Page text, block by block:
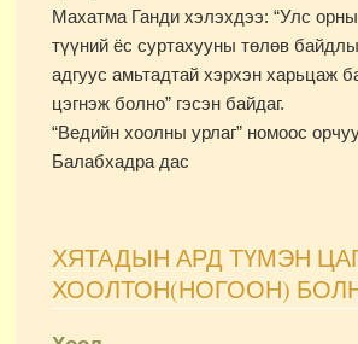
Махатма Ганди хэлэхдээ: “Улс
түүний ёс суртахууны төлөв
адгуус амьтадтай хэрхэн харьцаж
цэгнэж болно” гэсэн байдаг.
“Ведийн хоолны урлаг” номоос
Балабхадра дас
ХЯТАДЫН АРД ТҮМЭН
ХООЛТОН(НОГООН)